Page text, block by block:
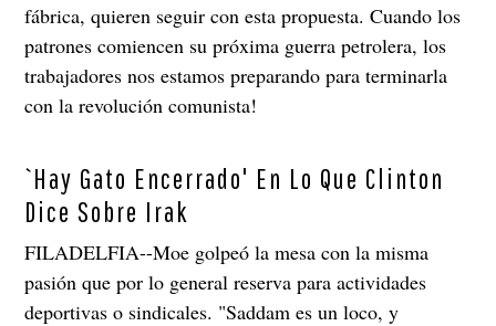
fábrica, quieren seguir con esta propuesta. Cuando los
patrones comiencen su próxima guerra petrolera, los
trabajadores nos estamos preparando para terminarla
con la revolución comunista!
`Hay Gato Encerrado' En Lo Que Clinton
Dice Sobre Irak
FILADELFIA--Moe golpeó la mesa con la misma
pasión que por lo general reserva para actividades
deportivas o sindicales. "Saddam es un loco, y